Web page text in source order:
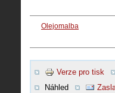
Olejomalba
Verze pro tisk
Náhled